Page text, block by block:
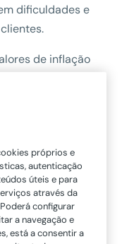
dificuldades e
de inflação
esta é sem
para que os
na forma
do seu futuro.
desafio, mas
e com
e
próprios e
autenticação
úteis e para
através da
configurar
a navegação e
está a consentir a